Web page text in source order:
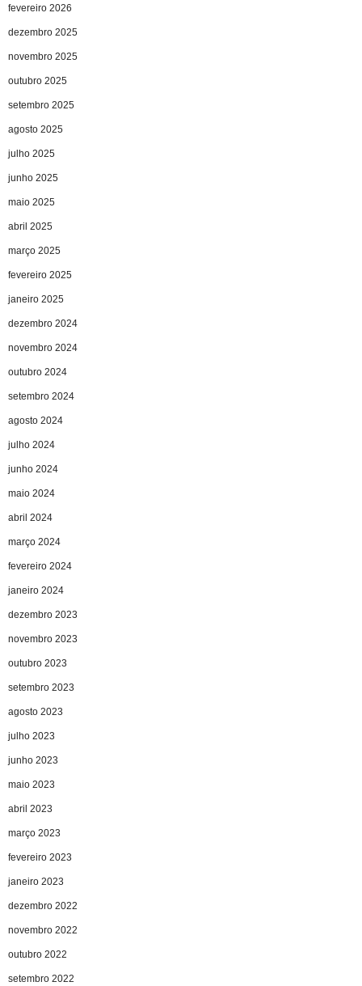
fevereiro 2026
dezembro 2025
novembro 2025
outubro 2025
setembro 2025
agosto 2025
julho 2025
junho 2025
maio 2025
abril 2025
março 2025
fevereiro 2025
janeiro 2025
dezembro 2024
novembro 2024
outubro 2024
setembro 2024
agosto 2024
julho 2024
junho 2024
maio 2024
abril 2024
março 2024
fevereiro 2024
janeiro 2024
dezembro 2023
novembro 2023
outubro 2023
setembro 2023
agosto 2023
julho 2023
junho 2023
maio 2023
abril 2023
março 2023
fevereiro 2023
janeiro 2023
dezembro 2022
novembro 2022
outubro 2022
setembro 2022